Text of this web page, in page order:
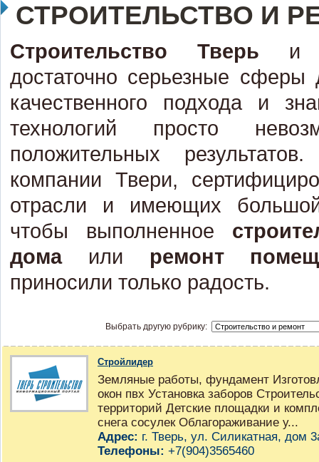
СТРОИТЕЛЬСТВО И
Строительство Тверь
достаточно серьезные сферы
качественного подхода и
технологий просто
положительных
компании Твери,
отрасли и имеющих
чтобы выполненное
домаили ремонт
приносили только радость.
Выбрать другую рубрику:
Cтройлидер
Земляные работы, фундамент
окон пвх Установка заборов
территорий Детские площадки и
снега сосулек Облагораживание у...
Адрес: г. Тверь, ул. Силикатная, дом
Телефоны: +7(904)3565460